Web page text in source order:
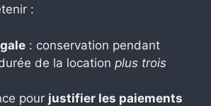
:
: conservation pendant
de la location plus trois
pour justifier les paiements